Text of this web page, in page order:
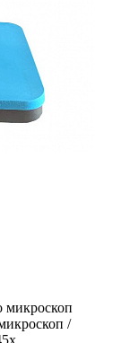
микроскоп
/